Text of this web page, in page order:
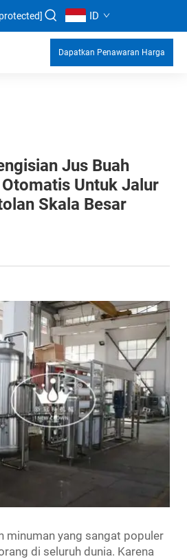
ID
Dapatkan Penawaran Harga
Jus Buah
Untuk Jalur
Skala Besar
minuman yang sangat populer
di seluruh dunia. Karena